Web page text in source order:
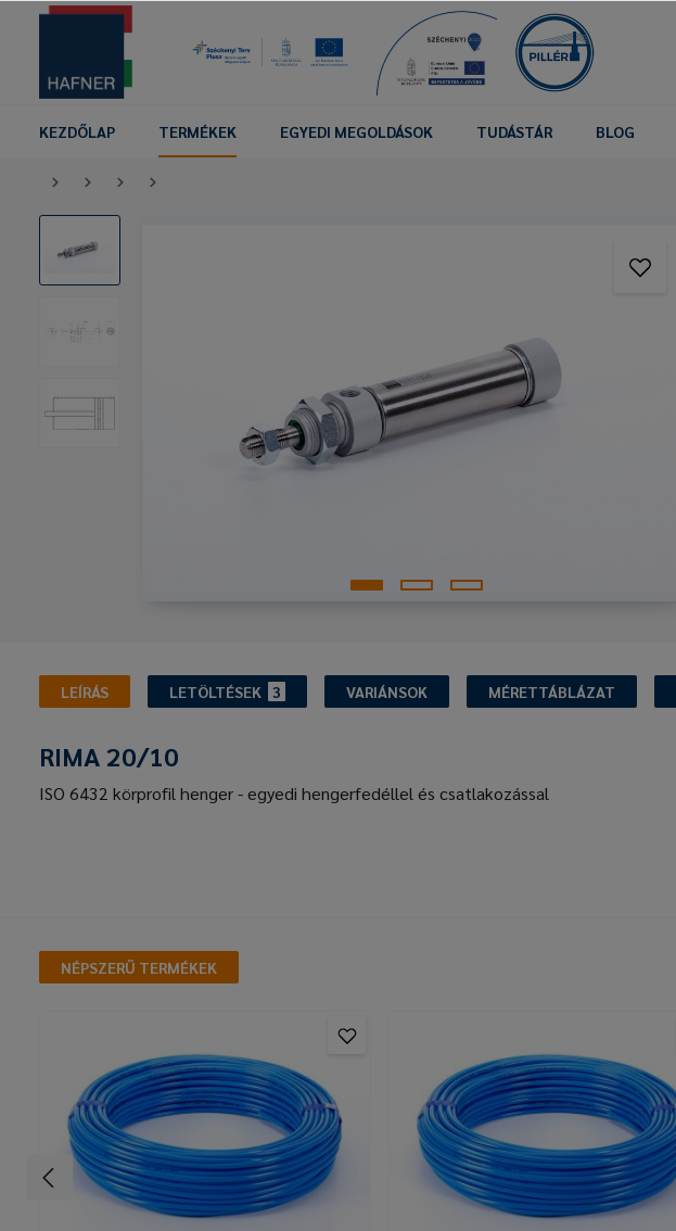
KEZDŐLAP TERMÉKEK EGYEDI MEGOLDÁSOK TUDÁSTÁR BLOG
LEÍRÁS LETÖLTÉSEK 3 VARIÁNSOK MÉRETTÁBLÁZAT
RIMA 20/10
ISO 6432 körprofil henger - egyedi hengerfedéllel és csatlakozással
NÉPSZERŰ TERMÉKEK